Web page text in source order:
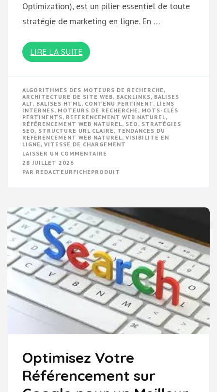
Optimization), est un pilier essentiel de toute
stratégie de marketing en ligne. En …
LIRE LA SUITE
ALGORITHMES DES MOTEURS DE RECHERCHE ,
ARCHITECTURE DE SITE WEB, BACKLINKS, BALISES
ALT, BALISES HTML, CONTENU PERTINENT, LIENS
INTERNES, MOTEURS DE RECHERCHE , MOTS-CLÉS
PERTINENTS, REFERENCEMENT WEB NATUREL,
RÉFÉRENCEMENT WEB NATUREL, SEO , STRATÉGIES
SEO , STRUCTURE URL CLAIRE , TENDANCES DU
RÉFÉRENCEMENT WEB NATUREL, VISIBILITÉ EN
LIGNE , VITESSE DE CHARGEMENT
LAISSER UN COMMENTAIRE
VISIBILITÉ
RÉFÉRENCEMENT
WEB
NATUREL
28 JUILLET 2026
PAR REDACTEURFICHEPRODUIT
Optimisez Votre
Référencement sur